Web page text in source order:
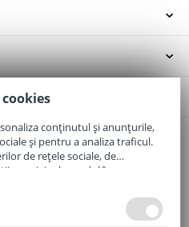
Jud. Bihor
conținutul și anunțurile,
și pentru a analiza traficul.
de rețele sociale, de
cu privire la modul în care
combina cu alte informații